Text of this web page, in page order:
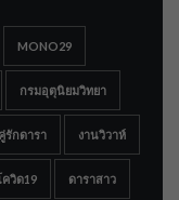
MONO29
กรมอุตุนิยมวิทยา
คู่รักดารา งานวิวาห์
วิด19 ดาราสาว